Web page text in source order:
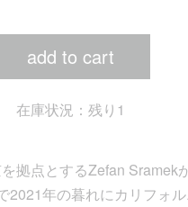
add to cart
在庫状況：残り1
拠点とするZefan Sramek
2021年の暮れにカリフォ